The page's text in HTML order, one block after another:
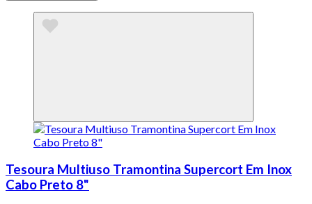
Tesoura Multiuso Tramontina Supercort Em Inox
Cabo Preto 8"